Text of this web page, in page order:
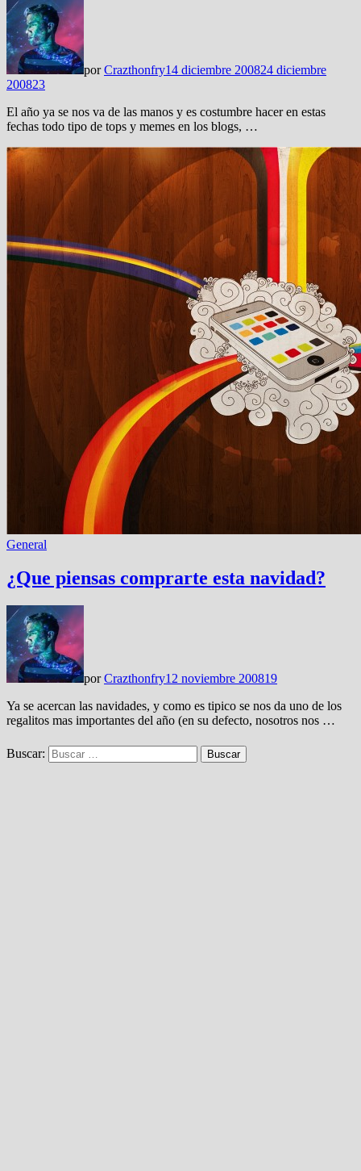
porCrazthonfry14 diciembre 200824 diciembre
200823
El año ya se nos va de las manos y es costumbre hacer en estas
fechas todo tipo de tops y memes en los blogs, …
General
¿Que piensas comprarte esta navidad?
porCrazthonfry12 noviembre 200819
Ya se acercan las navidades, y como es tipico se nos da uno de los
regalitos mas importantes del año (en su defecto, nosotros nos …
Buscar: